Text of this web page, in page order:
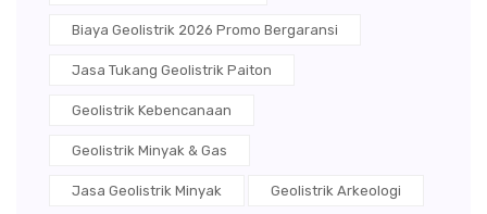
Biaya Geolistrik 2026 Promo Bergaransi
Jasa Tukang Geolistrik Paiton
Geolistrik Kebencanaan
Geolistrik Minyak & Gas
Jasa Geolistrik Minyak Geolistrik Arkeologi